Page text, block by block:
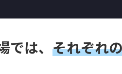
では、 それぞれ